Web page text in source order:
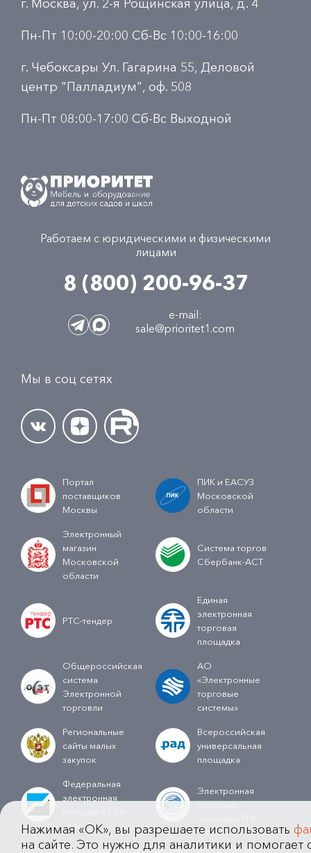
г. Москва, ул. 2-я Рощинская улица, д. 4
Пн-Пт 10:00-20:00 Сб-Вс 10:00-16:00
г. Чебоксары Ул. Гагарина 55, Деловой
центр "Палладиум", оф. 508
Пн-Пт 08:00-17:00 Сб-Вс Выходной
Работаем с юридическими и физическими
лицами
8 (800) 200-96-37
e-mail:
sale@prioritet1.com
Мы в соц сетях
Портал
поставщиков
Москвы
ПИК и ЕАСУЗ
Московской
области
Электронный
магазин
Московской
области
Система торгов
Сбербанк-АСТ
РТС-тендер
Единая
электронная
торговая
площадка
Общероссийская
система
Электронной
торговли
АО
«Электронные
торговые
системы»
Региональные
сайты малых
закупок
Всероссийская
универсальная
площадка
Федеральная
электронная
Торг
Электронная
торговая
Нажимая «OK», вы разрешаете использовать
на сайте. Это нужно для аналитики и помогает